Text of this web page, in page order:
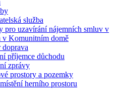
služba
pro uzavírání nájemních smluv v
v Komunitním domě
doprava
příjemce důchodu
zprávy
prostory a pozemky
herního prostoru